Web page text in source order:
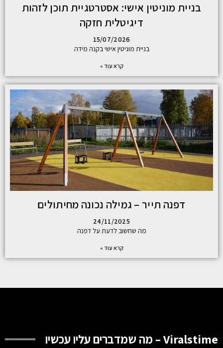
בניית מוניטין אישי: אסטרטגיית תוכן לזהות
דיגיטלית חזקה
15/07/2026
בניית מוניטין אישי בקנה מידה
קרא עוד »
דפנה תייר – גמילה נכונה מחיתולים
24/11/2025
מה שחשוב לדעת על דפנה
קרא עוד »
Viralstime – מה שמדברים עליו עכשיו